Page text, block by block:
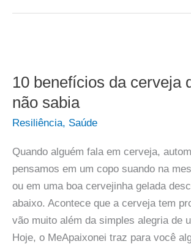
10 benefícios da cerveja
não sabia
Resiliência, Saúde
Quando alguém fala em cerveja,
pensamos em um copo suando na
ou em uma boa cervejinha gelada
abaixo. Acontece que a cerveja tem
vão muito além da simples alegria de
Hoje, o MeApaixonei traz para você